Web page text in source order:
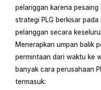
pelanggan karena
strategi PLG berkisar
pelanggan secara
Menerapkan umpan balik
permintaan dari waktu ke
banyak cara perusahaan
termasuk: